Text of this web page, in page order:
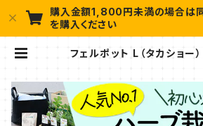
購入金額1,800円未満の場合は同
を購入ください
フェルポット L（タカショー